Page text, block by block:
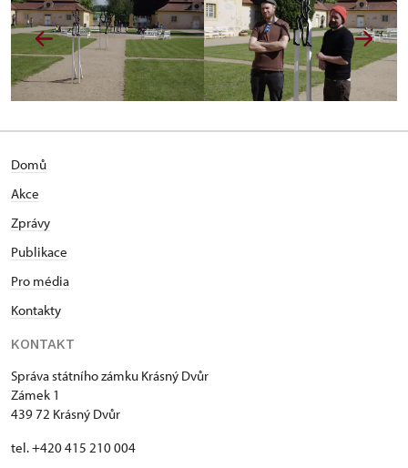
Domů
Akce
Zprávy
Publikace
Pro média
Kontakty
KONTAKT
Správa státního zámku Krásný Dvůr
Zámek 1
439 72 Krásný Dvůr
tel. +420 415 210 004